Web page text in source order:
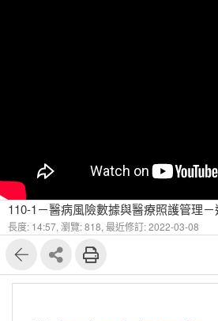
長度: 14:57, 瀏覽: 818, 最近修訂: 2022-03-08